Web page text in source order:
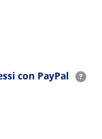
con PayPal